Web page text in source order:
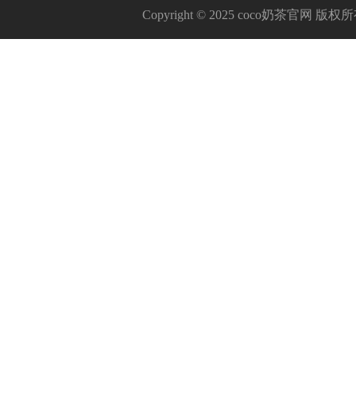
Copyright © 2025 coco奶茶官网 版权